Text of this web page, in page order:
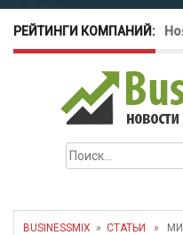
РЕЙТИНГИ КОМПАНИЙ:
Найти:
BUSINESSMIX » СТАТЬИ
»